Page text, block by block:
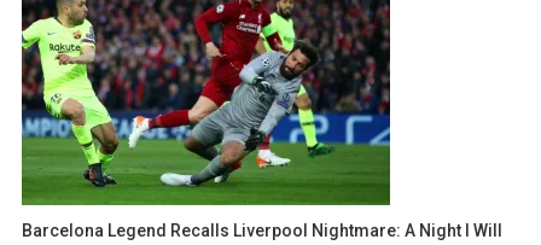
Barcelona Legend Recalls Liverpool Nightmare: A Night I Will